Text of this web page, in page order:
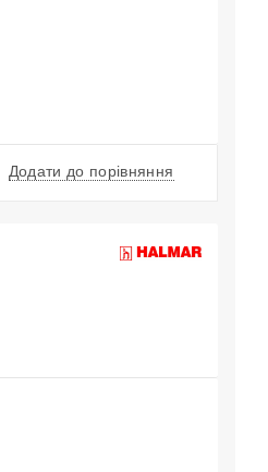
Додати до порівняння